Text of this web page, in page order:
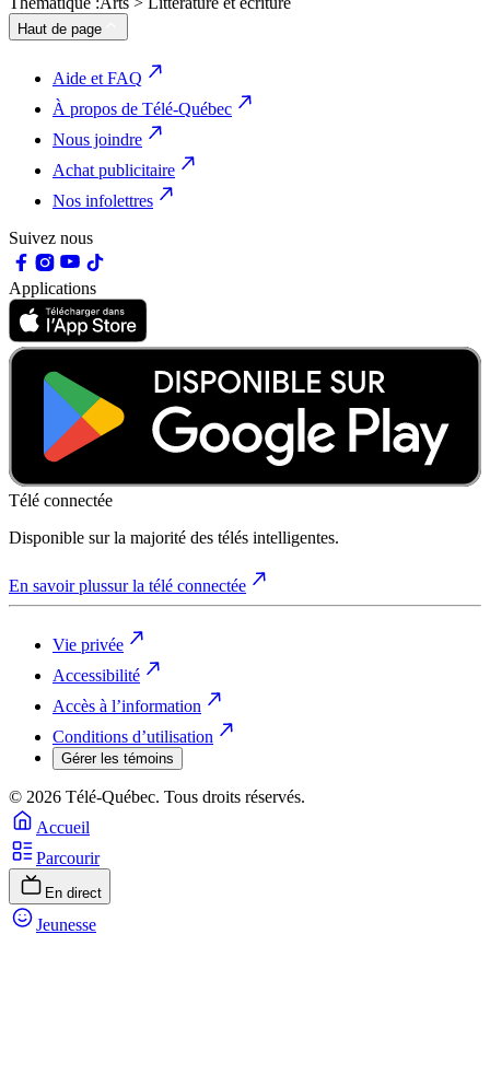
Haut de page
Aide et FAQ
À propos de Télé-Québec
Nous joindre
Achat publicitaire
Nos infolettres
Suivez nous
Applications
Télé connectée
Disponible sur la majorité des télés intelligentes.
En savoir plussur la télé connectée
Vie privée
Accessibilité
Accès à l’information
Conditions d’utilisation
Gérer les témoins
© 2026 Télé-Québec. Tous droits réservés.
Accueil
Parcourir
En direct
Jeunesse